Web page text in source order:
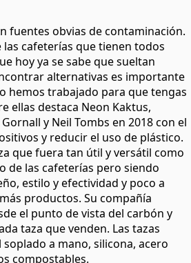
fuentes obvias de contaminación.
cafeterías que tienen todos
hoy ya se sabe que sueltan
alternativas es importante
hemos trabajado para que tengas
ellas destaca Neon Kaktus,
y Neil Tombs en 2018 con el
y reducir el uso de plástico.
que fuera tan útil y versátil como
de las cafeterías pero siendo
estilo y efectividad y poco a
productos. Su compañía
el punto de vista del carbón y
taza que venden. Las tazas
a mano, silicona, acero
compostables.